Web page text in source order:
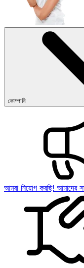
কোম্পানি
আমরা নিয়োগ করছি! আমাদের